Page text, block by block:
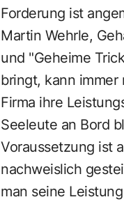
Forderung ist
Martin Wehrle,
und "Geheime
bringt, kann immer
Firma ihre
Seeleute an Bord
Voraussetzung ist
nachweislich
man seine